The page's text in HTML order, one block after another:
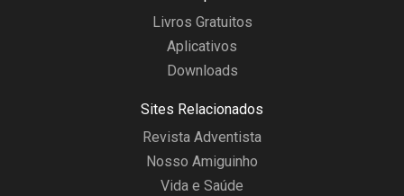
Livros Gratuitos
Aplicativos
Downloads
Sites Relacionados
Revista Adventista
Nosso Amiguinho
Vida e Saúde